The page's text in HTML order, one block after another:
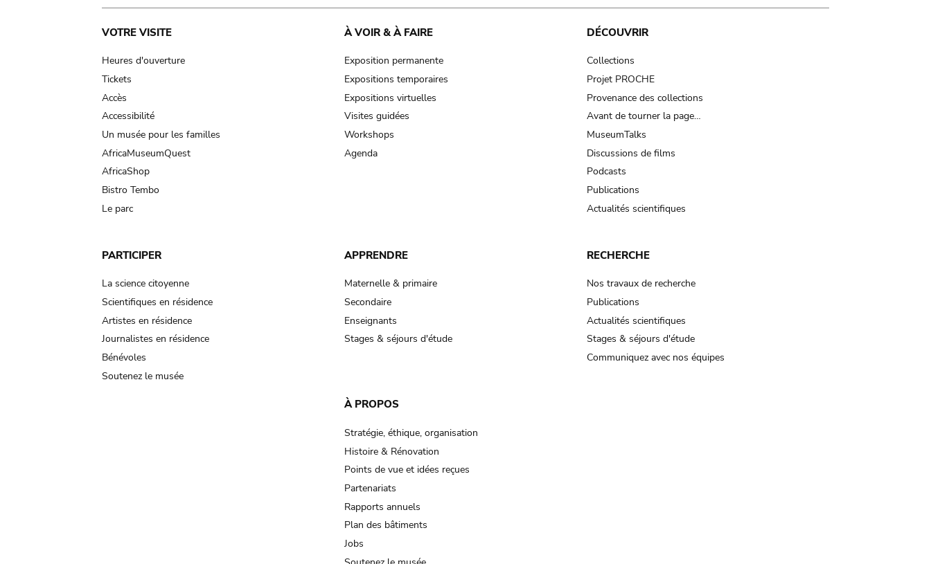
Main
navigation
VOTRE VISITE
Heures d'ouverture
Tickets
Accès
Accessibilité
Un musée pour les familles
AfricaMuseumQuest
AfricaShop
Bistro Tembo
Le parc
À VOIR & À FAIRE
Exposition permanente
Expositions temporaires
Expositions virtuelles
Visites guidées
Workshops
Agenda
DÉCOUVRIR
Collections
Projet PROCHE
Provenance des collections
Avant de tourner la page…
MuseumTalks
Discussions de films
Podcasts
Publications
Actualités scientifiques
PARTICIPER
La science citoyenne
Scientifiques en résidence
Artistes en résidence
Journalistes en résidence
Bénévoles
Soutenez le musée
APPRENDRE
Maternelle & primaire
Secondaire
Enseignants
Stages & séjours d'étude
RECHERCHE
Nos travaux de recherche
Publications
Actualités scientifiques
Stages & séjours d'étude
Communiquez avec nos équipes
À PROPOS
Stratégie, éthique, organisation
Histoire & Rénovation
Points de vue et idées reçues
Partenariats
Rapports annuels
Plan des bâtiments
Jobs